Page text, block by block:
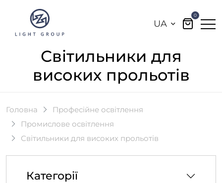
UA
0
Світильники для
високих прольотів
Головна
Професійне освітлення
Промислове освітлення
Світильники для високих прольотів
Категорії